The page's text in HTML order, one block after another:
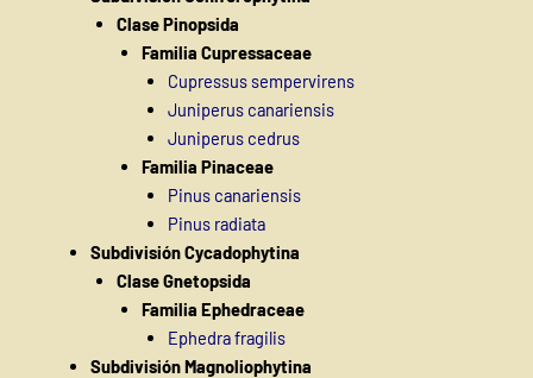
Clase Pinopsida
Familia Cupressaceae
Cupressus sempervirens
Juniperus canariensis
Juniperus cedrus
Familia Pinaceae
Pinus canariensis
Pinus radiata
Subdivisión Cycadophytina
Clase Gnetopsida
Familia Ephedraceae
Ephedra fragilis
Subdivisión Magnoliophytina